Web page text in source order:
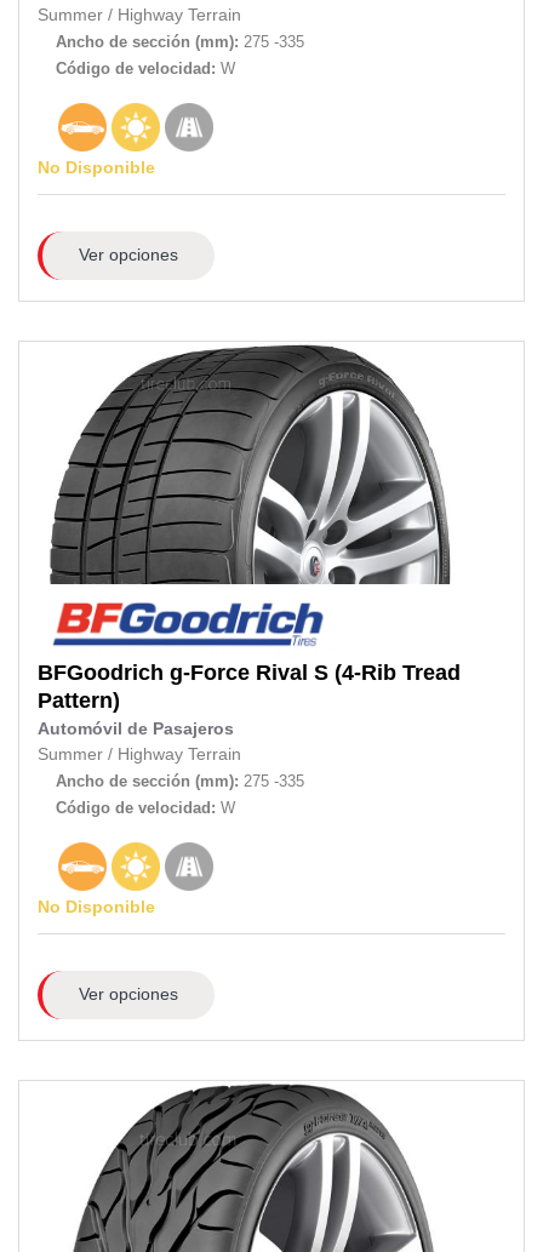
Summer / Highway Terrain
Ancho de sección (mm): 275 -335
Código de velocidad: W
No Disponible
Ver opciones
BFGoodrich g-Force Rival S (4-Rib Tread
Pattern)
Automóvil de Pasajeros
Summer / Highway Terrain
Ancho de sección (mm): 275 -335
Código de velocidad: W
No Disponible
Ver opciones